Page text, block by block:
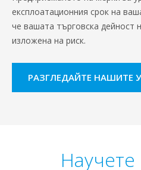
експлоатационния срок на
че вашата търговска дейност
изложена на риск.
РАЗГЛЕДАЙТЕ НАШИТЕ